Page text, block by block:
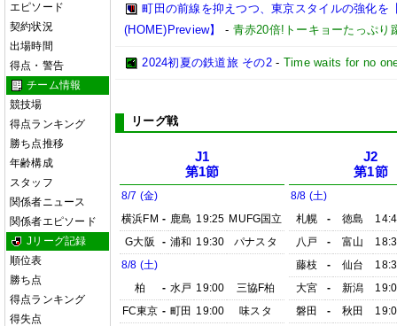
エピソード
契約状況
出場時間
得点・警告
チーム情報
競技場
得点ランキング
勝ち点推移
年齢構成
スタッフ
関係者ニュース
関係者エピソード
Jリーグ記録
順位表
勝ち点
得点ランキング
得失点
町田の前線を抑えつつ、東京スタイルの強化
(HOME)Preview】
- 青赤20倍!トーキョーたっぷり
2024初夏の鉄道旅 その2 - Time waits for no
リーグ戦
J1
第1節
8/7 (金)
横浜FM - 鹿島 19:25 MUFG国立
G大阪
- 浦和 19:30
パナスタ
8/8 (土)
柏
- 水戸 19:00
三協F柏
FC東京 - 町田 19:00
味スタ
J2
第1節
8/8 (土)
札幌
- 徳島
八戸
- 富山
藤枝
- 仙台
大宮
- 新潟
磐田
- 秋田